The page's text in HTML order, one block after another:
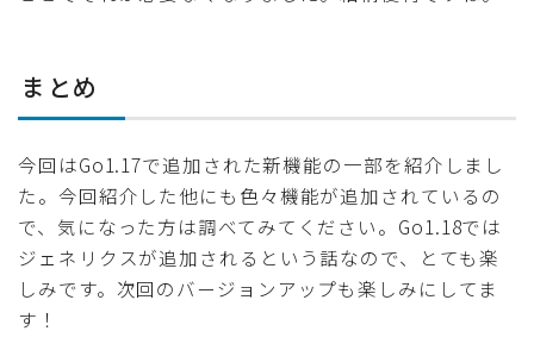
まとめ
今回はGo1.17で追加された新機能の一部を紹介しまし
た。今回紹介した他にも色々機能が追加されているの
で、気になった方は調べてみてください。Go1.18では
ジェネリクスが追加されるという話なので、とても楽
しみです。次回のバージョンアップも楽しみにしてま
す！